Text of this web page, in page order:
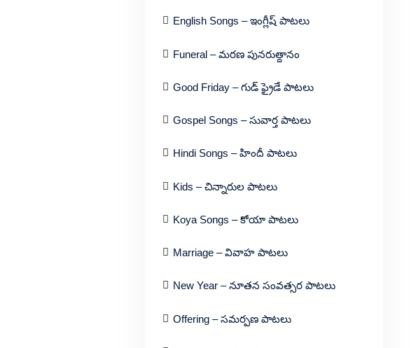
English Songs – ఇంగ్లీష్ పాటలు
Funeral – మరణ పునరుత్దానం
Good Friday – గుడ్ ఫ్రైడే పాటలు
Gospel Songs – సువార్త పాటలు
Hindi Songs – హిందీ పాటలు
Kids – చిన్నారుల పాటలు
Koya Songs – కోయా పాటలు
Marriage – వివాహ పాటలు
New Year – నూతన సంవత్సర పాటలు
Offering – సమర్పణ పాటలు